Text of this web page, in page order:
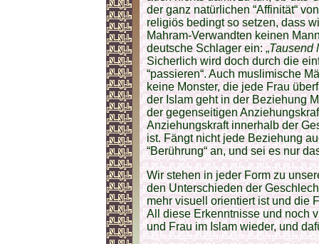
der ganz natürlichen “Affinität“
religiös bedingt so setzen, dass
Mahram-Verwandten keinen
deutsche Schlager ein: „Tausend
Sicherlich wird doch durch die
“passieren“. Auch muslimische
keine Monster, die jede Frau
der Islam geht in der Beziehung
der gegenseitigen
Anziehungskraft innerhalb der
ist. Fängt nicht jede Beziehung
“Berührung“ an, und sei es nur
Wir stehen in jeder Form zu
den Unterschieden der
mehr visuell orientiert ist und die
All diese Erkenntnisse und noch
und Frau im Islam wieder, und